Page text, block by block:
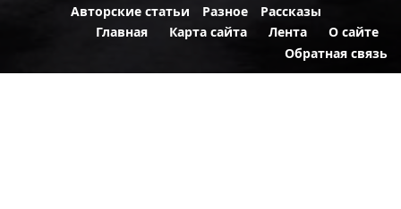
Авторские статьи
Разное
Рассказы
Главная
Карта сайта Лента
О сайте
Обратная связь